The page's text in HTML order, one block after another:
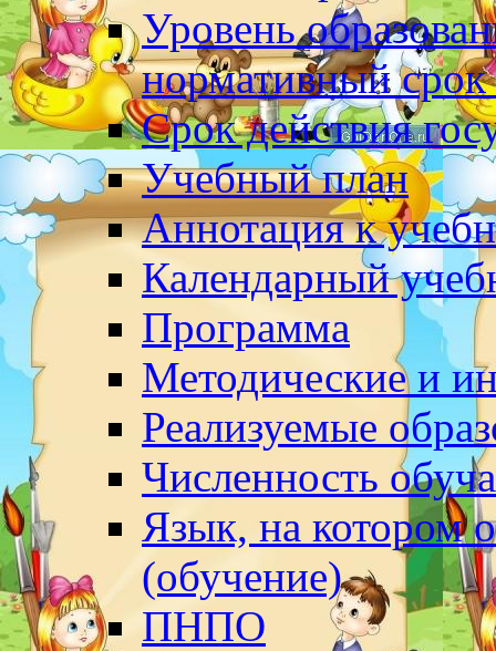
Уровень
нормативный срок
Срок действия
Учебный план
Аннотация к
Календарный
Программа
Методические и
Реализуемые
Численность
Язык, на котором
(обучение)
ПНПО